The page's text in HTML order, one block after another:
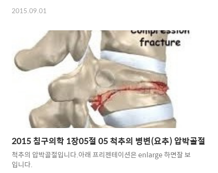
2015.09.01
2015 침구의학 1장05절 05 척추의 병변(요추) 압박골절
척추의 압박골절입니다.아래 프리젠테이션은 enlarge 하면잘 보
입니다.